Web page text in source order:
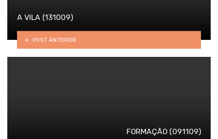
A VILA (131009)
POST ANTERIOR
FORMAÇÃO (091109)